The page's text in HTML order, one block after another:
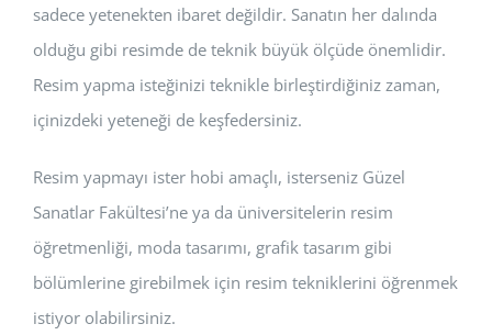
sadece yetenekten ibaret değildir. Sanatın her dalında
olduğu gibi resimde de teknik büyük ölçüde önemlidir.
Resim yapma isteğinizi teknikle birleştirdiğiniz zaman,
içinizdeki yeteneği de keşfedersiniz.
Resim yapmayı ister hobi amaçlı, isterseniz Güzel
Sanatlar Fakültesi’ne ya da üniversitelerin resim
öğretmenliği, moda tasarımı, grafik tasarım gibi
bölümlerine girebilmek için resim tekniklerini öğrenmek
istiyor olabilirsiniz.